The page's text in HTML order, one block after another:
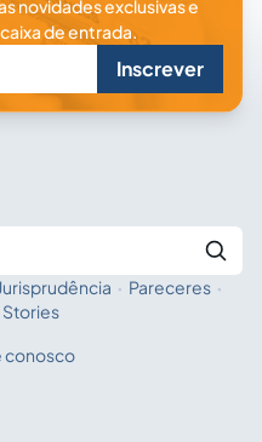
novidades exclusivas e
de entrada.
Inscrever
a IA
· Pareceres ·
Stories
conosco